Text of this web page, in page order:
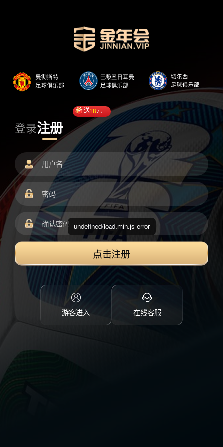
登录注册
送18元
点击注册
游客进入 在线客服
undefined/load.min.js error